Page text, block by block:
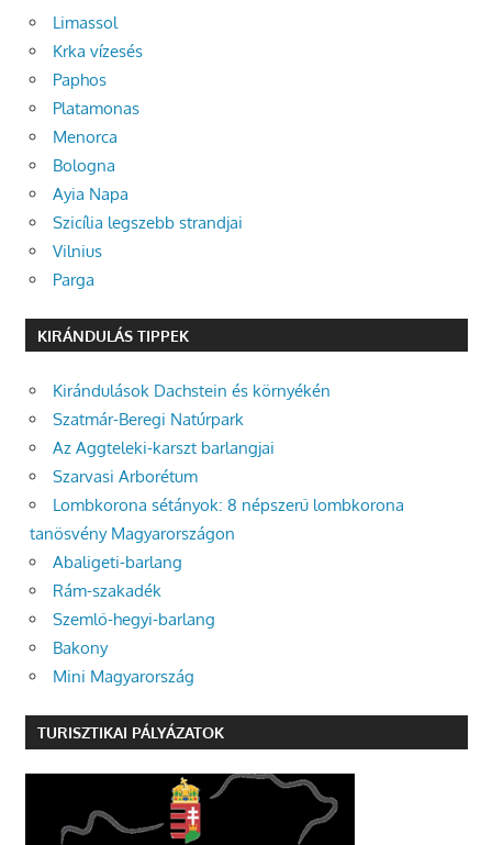
Limassol
Krka vízesés
Paphos
Platamonas
Menorca
Bologna
Ayia Napa
Szicília legszebb strandjai
Vilnius
Parga
KIRÁNDULÁS TIPPEK
Kirándulások Dachstein és környékén
Szatmár-Beregi Natúrpark
Az Aggteleki-karszt barlangjai
Szarvasi Arborétum
Lombkorona sétányok: 8 népszerű lombkorona
tanösvény Magyarországon
Abaligeti-barlang
Rám-szakadék
Szemlő-hegyi-barlang
Bakony
Mini Magyarország
TURISZTIKAI PÁLYÁZATOK